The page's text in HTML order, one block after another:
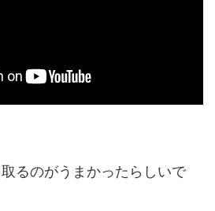
るのがうまかったらしいで